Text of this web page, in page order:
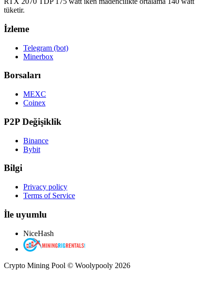
tüketir.
İzleme
Telegram (bot)
Minerbox
Borsaları
MEXC
Coinex
P2P Değişiklik
Binance
Bybit
Bilgi
Privacy policy
Terms of Service
İle uyumlu
NiceHash
Crypto Mining Pool © Woolypooly 2026